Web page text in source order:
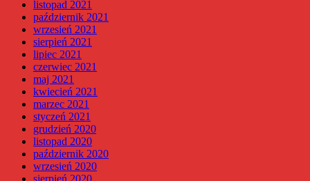
listopad 2021
październik 2021
wrzesień 2021
sierpień 2021
lipiec 2021
czerwiec 2021
maj 2021
kwiecień 2021
marzec 2021
styczeń 2021
grudzień 2020
listopad 2020
październik 2020
wrzesień 2020